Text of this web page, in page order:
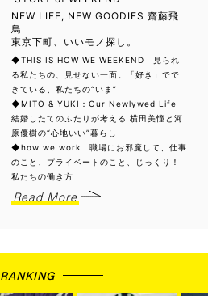
NEW LIFE, NEW GOODIES 齋藤飛
鳥
東京下町、いいモノ探し。
◆THIS IS HOW WE WEEKEND 見られ
る私たちの、見せない一面。「好き」でで
きている、私たちの“いま”
◆MITO & YUKI：Our Newlywed Life
結婚したてのふたりが考える 横田美憧と河
原優樹の“心地いい”暮らし
◆how we work 職場にお邪魔して、仕事
のこと、プライベートのこと、じっくり！
私たちの働き方
Read More
RANKING